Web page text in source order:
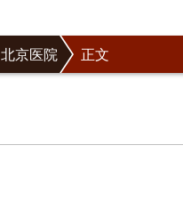
北京医院 正文